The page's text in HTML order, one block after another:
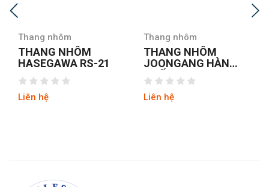
Thang nhôm
THANG NHÔM
JOONGANG HÀN
QUỐC JALS-53
Liên hệ
Thang nhôm
THANG NHÔM CHỮ
A NIKAWA NKD-04
NEW
Liên hệ